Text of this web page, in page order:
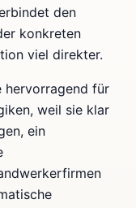
den
konkreten
viel direkter.
hervorragend für
weil sie klar
ein